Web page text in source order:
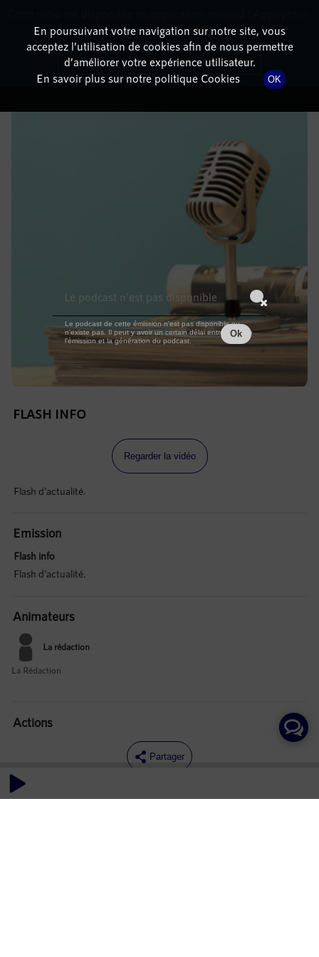
DÉTAILS DE L'ÉPISODE
2 mars 2023 à 11h59, durée : Invalid date
FLASH INFO
Regarder la vidéo
Flash d'actualité.
Emission
Flash info
Flash d'actualité.
Animateurs
La rédaction
La Rédaction
Actions
Partager
Commentaires
En poursuivant votre navigation sur notre site, vous
acceptez l’utilisation de cookies afin de nous permettre
d’améliorer votre expérience utilisateur.
En savoir plus sur notre politique Cookies
OK
dessous pour l'installer.
Non merci Télécharger l'application
Le podcast n'est pas disponible
Le podcast de cette émission n'est pas disponible ou
n'existe pas. Il peut y avoir un certain délai entre la fin de
l'émission et la génération du podcast.
Ok